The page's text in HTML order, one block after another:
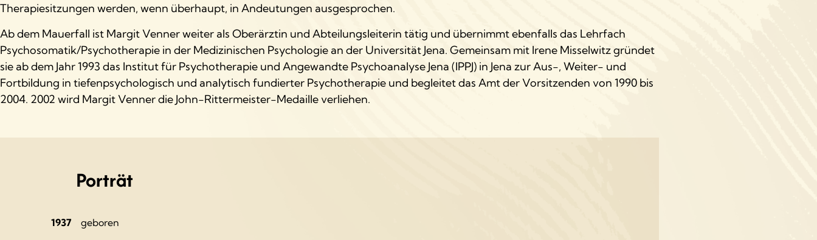
Therapiesitzungen werden, wenn überhaupt, in Andeutungen ausgesprochen.
Ab dem Mauerfall ist Margit Venner weiter als Oberärztin und Abteilungsleiterin tätig und übernimmt ebenfalls das Lehrfach
Psychosomatik/Psychotherapie in der Medizinischen Psychologie an der Universität Jena. Gemeinsam mit Irene Misselwitz gründet
sie ab dem Jahr 1993 das Institut für Psychotherapie und Angewandte Psychoanalyse Jena (IPPJ) in Jena zur Aus-, Weiter- und
Fortbildung in tiefenpsychologisch und analytisch fundierter Psychotherapie und begleitet das Amt der Vorsitzenden von 1990 bis
2004. 2002 wird Margit Venner die John-Rittermeister-Medaille verliehen.
Porträt
1937
geboren